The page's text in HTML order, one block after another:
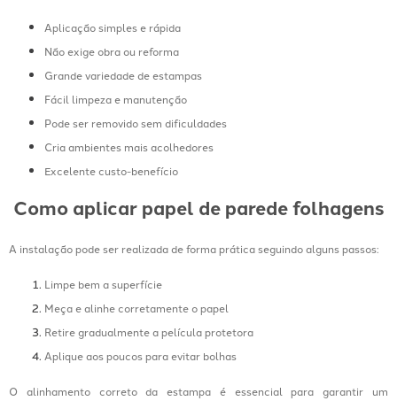
Aplicação simples e rápida
Não exige obra ou reforma
Grande variedade de estampas
Fácil limpeza e manutenção
Pode ser removido sem dificuldades
Cria ambientes mais acolhedores
Excelente custo-benefício
Como aplicar papel de parede folhagens
A instalação pode ser realizada de forma prática seguindo alguns passos:
Limpe bem a superfície
Meça e alinhe corretamente o papel
Retire gradualmente a película protetora
Aplique aos poucos para evitar bolhas
O alinhamento correto da estampa é essencial para garantir um